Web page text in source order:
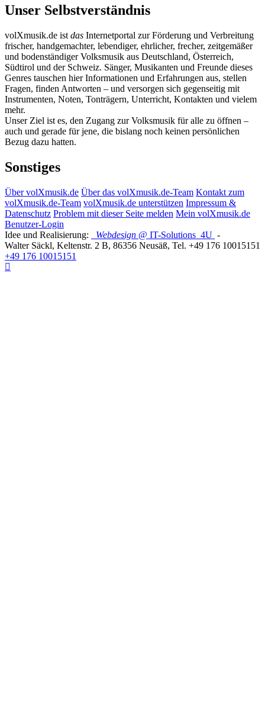
Unser Selbstverständnis
volXmusik.de ist das Internetportal zur Förderung und Verbreitung
frischer, handgemachter, lebendiger, ehrlicher, frecher, zeitgemäßer
und bodenständiger Volksmusik aus Deutschland, Österreich,
Südtirol und der Schweiz. Sänger, Musikanten und Freunde dieses
Genres tauschen hier Informationen und Erfahrungen aus, stellen
Fragen, finden Antworten – und versorgen sich gegenseitig mit
Instrumenten, Noten, Tonträgern, Unterricht, Kontakten und vielem
mehr.
Unser Ziel ist es, den Zugang zur Volksmusik für alle zu öffnen –
auch und gerade für jene, die bislang noch keinen persönlichen
Bezug dazu hatten.
Sonstiges
Über volXmusik.de Über das volXmusik.de-Team Kontakt zum
volXmusik.de-Team volXmusik.de unterstützen Impressum &
Datenschutz Problem mit dieser Seite melden Mein volXmusik.de
Benutzer-Login
Idee und Realisierung:
Webdesign @ IT-Solutions 4U -
Walter Säckl, Keltenstr. 2 B, 86356 Neusäß, Tel. +49 176 10015151
+49 176 10015151